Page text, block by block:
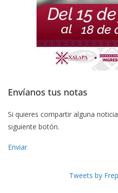
Envíanos tus notas
Si quieres compartir alguna
siguiente botón.
Enviar
Tweets by